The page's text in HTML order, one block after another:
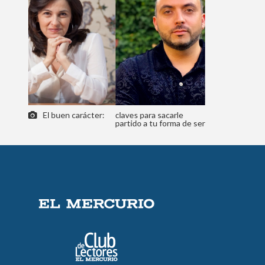
El buen carácter:
claves para sacarle
partido a tu forma de ser